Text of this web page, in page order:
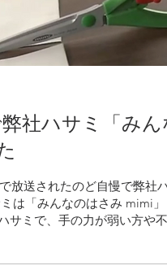
弊社ハサミ「み
放送されたのど自慢で弊社
は「みんなのはさみ mimi
サミで、手の力が弱い方や